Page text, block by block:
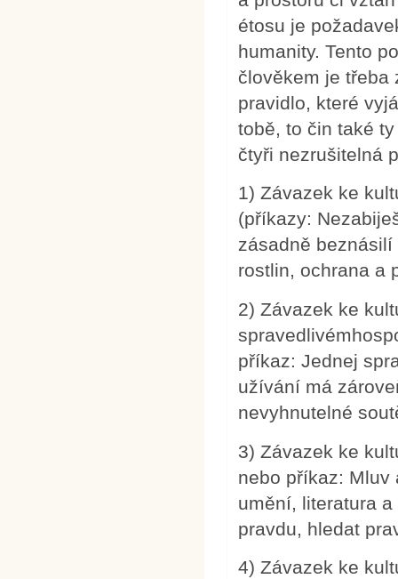
étosu je
humanity. Tento
člověkem je třeba
pravidlo, které
tobě, to čin také
čtyři nezrušitelná
1) Závazek ke
(příkazy:
zásadně
rostlin, ochrana a
2) Závazek ke
příkaz: Jednej
užívání má
nevyhnutelné
3) Závazek ke
nebo příkaz: Mluv
umění, literatura
pravdu, hledat
4) Závazek ke